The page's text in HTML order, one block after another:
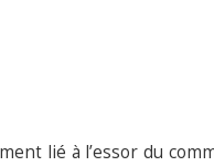
lié à l’essor du